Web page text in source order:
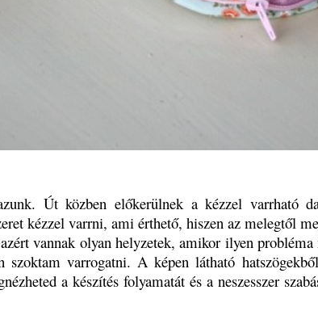
Út közben előkerülnek a kézzel varrható
kézzel varrni, ami érthető, hiszen az melegtől
vannak olyan helyzetek, amikor ilyen
szoktam varrogatni. A képen látható
a készítés folyamatát és a neszesszer